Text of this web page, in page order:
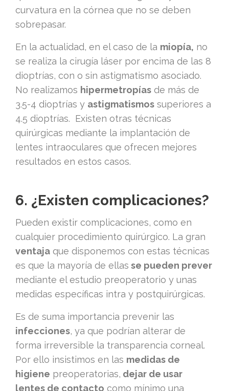
curvatura en la córnea que no se deben
sobrepasar.
En la actualidad, en el caso de la miopía, no
se realiza la cirugía láser por encima de las 8
dioptrías, con o sin astigmatismo asociado.
No realizamos hipermetropías de más de
3.5-4 dioptrías y astigmatismos superiores a
4.5 dioptrías. Existen otras técnicas
quirúrgicas mediante la implantación de
lentes intraoculares que ofrecen mejores
resultados en estos casos.
6. ¿Existen complicaciones?
Pueden existir complicaciones, como en
cualquier procedimiento quirúrgico. La gran
ventaja que disponemos con estas técnicas
es que la mayoría de ellas se pueden prever
mediante el estudio preoperatorio y unas
medidas específicas intra y postquirúrgicas.
Es de suma importancia prevenir las
infecciones, ya que podrían alterar de
forma irreversible la transparencia corneal.
Por ello insistimos en las medidas de
higiene preoperatorias, dejar de usar
lentes de contacto como mínimo una